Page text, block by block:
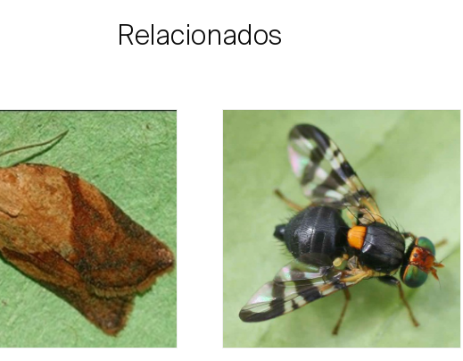
e dados para pagamento.
Telefone:
212 333 019
Email:info@biosani.com
Formulário de contacto
Relacionados